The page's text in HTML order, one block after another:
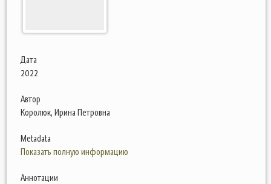
Дата
2022
Автор
Королюк, Ирина Петровна
Metadata
Показать полную информацию
Аннотации